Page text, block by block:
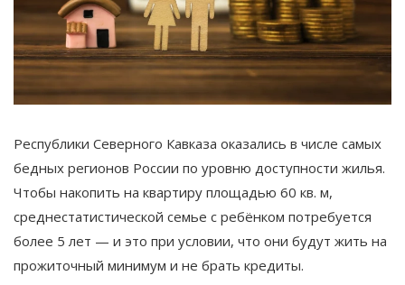
Республики Северного Кавказа оказались в числе самых
бедных регионов России по уровню доступности жилья.
Чтобы накопить на квартиру площадью 60 кв. м,
среднестатистической семье с ребёнком потребуется
более 5 лет — и это при условии, что они будут жить на
прожиточный минимум и не брать кредиты.